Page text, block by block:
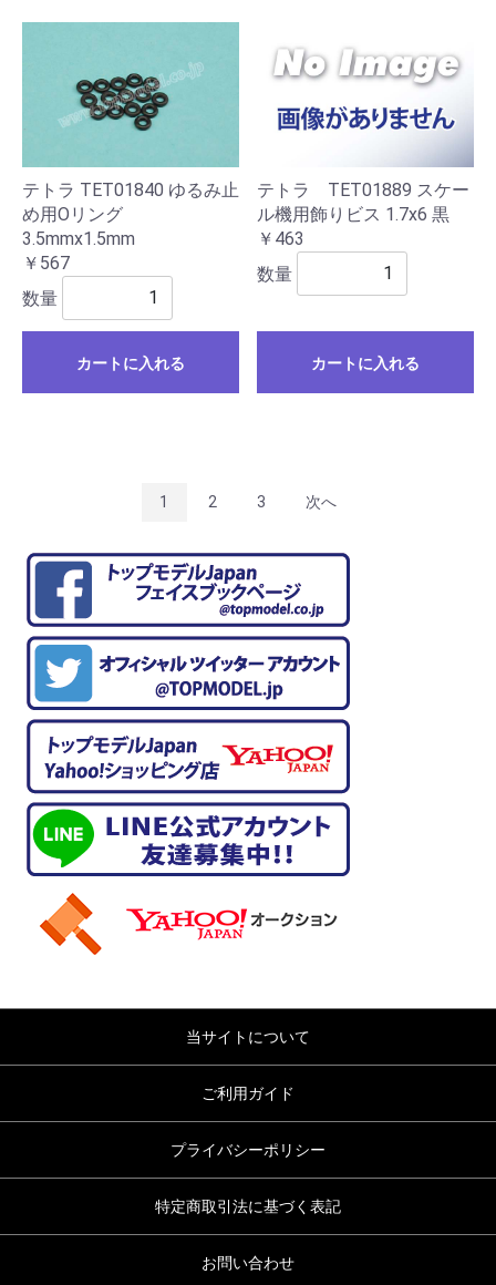
テトラ TET01840 ゆるみ止
め用Oリング
3.5mmx1.5mm
￥567
数量
カートに入れる
テトラ TET01889 スケー
ル機用飾りビス 1.7x6 黒
￥463
数量
カートに入れる
1 2 3 次へ
当サイトについて
ご利用ガイド
プライバシーポリシー
特定商取引法に基づく表記
お問い合わせ